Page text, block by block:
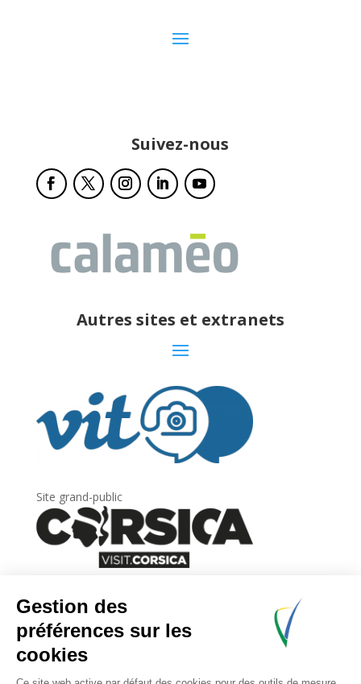
Suivez-nous
Autres sites et extranets
Site grand-public
Newsletter
Inscrivez-vous àla lettre d’information
l’Agence du tourisme de la Corse.